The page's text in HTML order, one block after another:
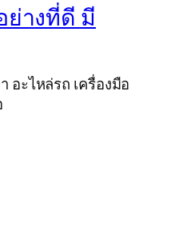
ย่างที่ดี มี
อะไหล่รถ เครื่องมือ